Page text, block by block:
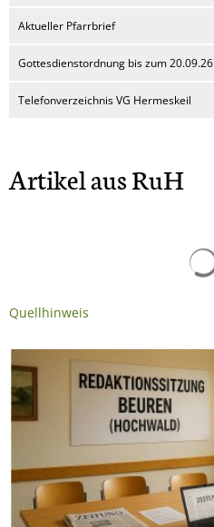
Aktueller Pfarrbrief
Gottesdienstordnung bis zum 20.09.26
Telefonverzeichnis VG Hermeskeil
Artikel aus RuH
Quellhinweis